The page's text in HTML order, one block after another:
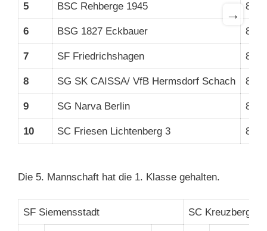
5 BSC Rehberge 1945 8
6 BSG 1827 Eckbauer 8
7 SF Friedrichshagen 8
8 SG SK CAISSA/ VfB Hermsdorf Schach 8
9 SG Narva Berlin 8
10 SC Friesen Lichtenberg 3 8
→
Die 5. Mannschaft hat die 1. Klasse gehalten.
SF Siemensstadt SC Kreuzberg 5